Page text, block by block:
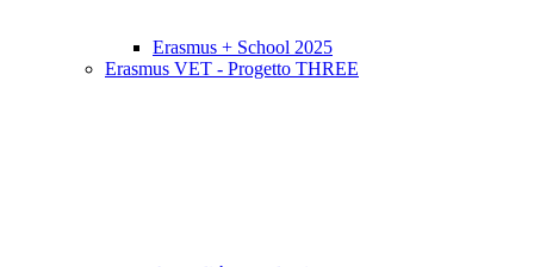
Erasmus + School 2025
Erasmus VET - Progetto THREE